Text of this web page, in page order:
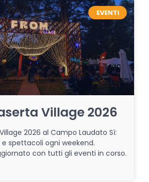
EVENTI
Village 2026
2026 al Campo Laudato Sì:
spettacoli ogni weekend.
con tutti gli eventi in corso.